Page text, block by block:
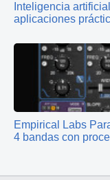
Inteligencia
aplicaciones
Empirical Labs
4 bandas con